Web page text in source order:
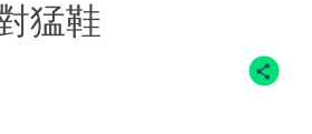
猛鞋